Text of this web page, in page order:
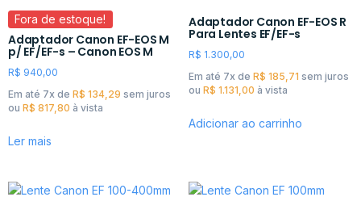
Fora de estoque!
Adaptador Canon EF-EOS M
p/ EF/EF-s – Canon EOS M
R$ 940,00
Em até 7x de R$ 134,29 sem juros
ou R$ 817,80 à vista
Ler mais
Adaptador Canon EF-EOS R
Para Lentes EF/EF-s
R$ 1.300,00
Em até 7x de R$ 185,71 sem juros
ou R$ 1.131,00 à vista
Adicionar ao carrinho